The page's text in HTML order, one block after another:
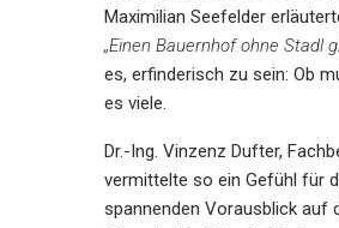
Maximilian Seefelder
„Einen Bauernhof ohne Stadl
es, erfinderisch zu sein: Ob
es viele.
Dr.-Ing. Vinzenz Dufter,
vermittelte so ein Gefühl für
spannenden Vorausblick auf